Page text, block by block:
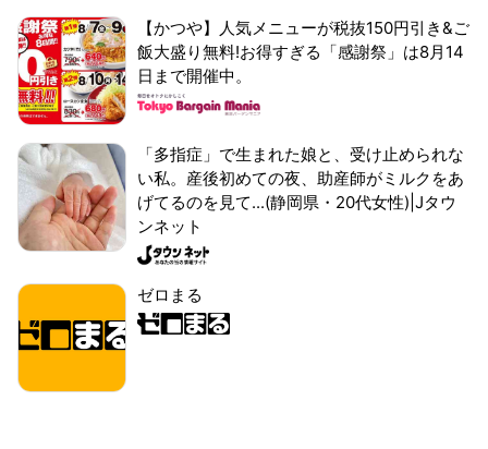
【かつや】人気メニューが税抜150円引き&ご
飯大盛り無料!お得すぎる「感謝祭」は8月14
日まで開催中。
「多指症」で生まれた娘と、受け止められな
い私。産後初めての夜、助産師がミルクをあ
げてるのを見て...(静岡県・20代女性)|Jタウ
ンネット
ゼロまる